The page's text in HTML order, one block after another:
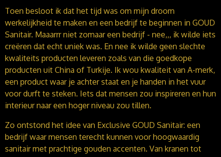
Toen besloot ik dat het tijd was om mijn droom
werkelijkheid te maken en een bedrijf te beginnen in GOUD
Sanitair. Maaarrr niet zomaar een bedrijf - nee,,, ik wilde iets
creëren dat echt uniek was. En nee ik wilde geen slechte
kwaliteits producten leveren zoals van die goedkope
producten uit China of Turkije. Ik wou kwaliteit van A-merk,
een product waar je achter staat en je handen in het vuur
voor durft te steken. Iets dat mensen zou inspireren en hun
interieur naar een hoger niveau zou tillen.
Zo ontstond het idee van Exclusive GOUD Sanitair: een
bedrijf waar mensen terecht kunnen voor hoogwaardig
sanitair met prachtige gouden accenten. Van kranen tot